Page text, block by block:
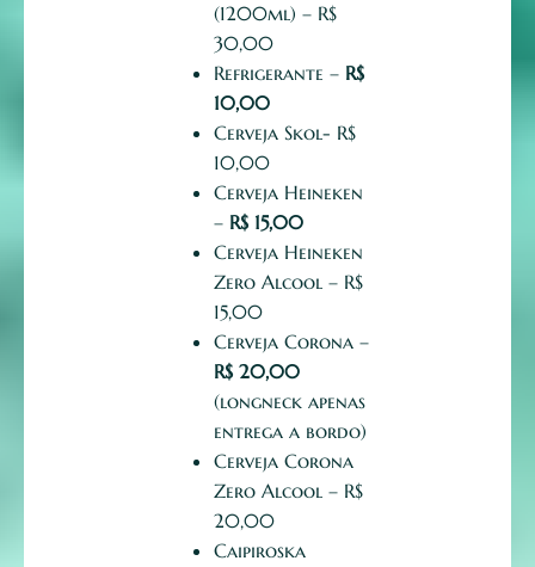
(1200ml) – R$
30,00
Refrigerante – R$
10,00
Cerveja Skol- R$
10,00
Cerveja Heineken
– R$ 15,00
Cerveja Heineken
Zero Alcool – R$
15,00
Cerveja Corona –
R$ 20,00
(longneck apenas
entrega a bordo)
Cerveja Corona
Zero Alcool – R$
20,00
Caipiroska